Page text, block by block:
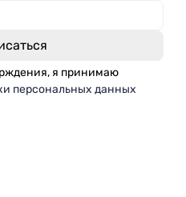
я принимаю
персональных данных